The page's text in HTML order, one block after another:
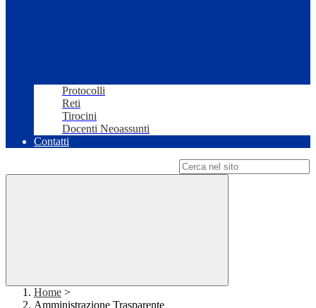
Protocolli
Reti
Tirocini
Docenti Neoassunti
Contatti
Home >
Amministrazione Trasparente